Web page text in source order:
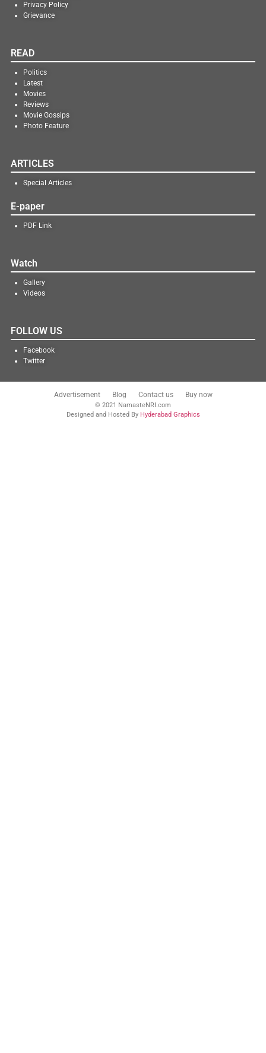
Privacy Policy
Grievance
READ
Politics
Latest
Movies
Reviews
Movie Gossips
Photo Feature
ARTICLES
Special Articles
E-paper
PDF Link
Watch
Gallery
Videos
FOLLOW US
Facebook
Twitter
Advertisement Blog Contact us Buy now
© 2021 NamasteNRI.com
Designed and Hosted By Hyderabad Graphics